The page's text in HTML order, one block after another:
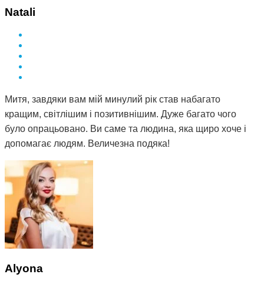
Natali
Митя, завдяки вам мій минулий рік став набагато
кращим, світлішим і позитивнішим. Дуже багато чого
було опрацьовано. Ви саме та людина, яка щиро хоче і
допомагає людям. Величезна подяка!
Alyona